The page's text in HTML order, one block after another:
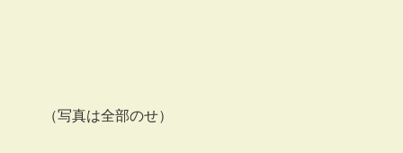
（写真は全部のせ）